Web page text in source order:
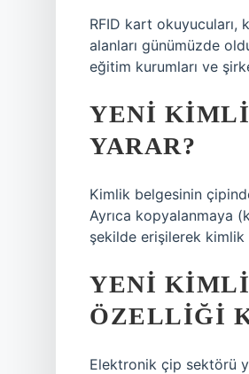
RFID kart
alanları günümüzde
eğitim kurumları ve
YENI
YARAR?
Kimlik belgesinin
Ayrıca kopyalanmaya
şekilde erişilerek kimlik
YENI
ÖZELLIĞI
Elektronik çip sektörü